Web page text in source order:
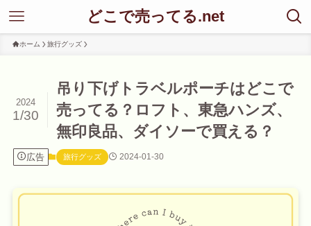
どこで売ってる.net
ホーム 旅行グッズ
吊り下げトラベルポーチはどこで
売ってる？ロフト、東急ハンズ、
無印良品、ダイソーで買える？
2024
1/30
広告 旅行グッズ 2024-01-30